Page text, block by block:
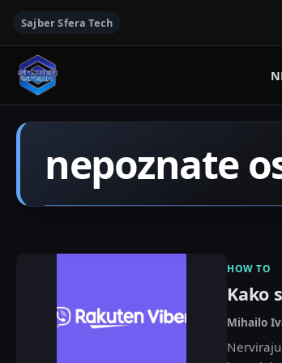
Sajber Sfera Tech
nepoznate
HOW TO
Kako
Mihailo